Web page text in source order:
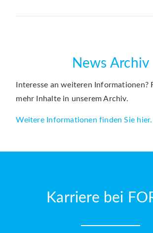
News Archiv
Interesse an weiteren Informationen?
mehr Inhalte in unserem Archiv.
Weitere Informationen finden Sie hier.
Karriere bei